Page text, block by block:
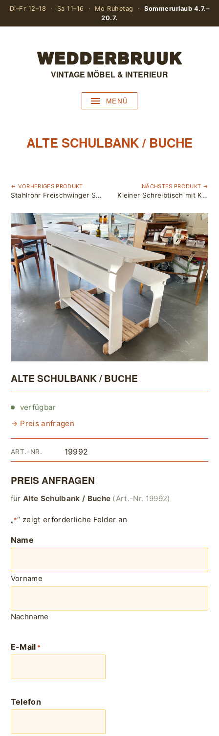
Di–Fr 12–18 · Sa 11–16 · Mo Ruhetag ·Sommerurlaub 4.7.–
20.7.
VINTAGE MÖBEL & INTERIEUR
MENÜ
ALTE SCHULBANK / BUCHE
← VORHERIGES PRODUKT
Stahlrohr Freischwinger Sessel / Bauhaus Stil, produziert in den 50er Jahren
NÄCHSTES PRODUKT →
Kleiner Schreibtisch mit Klappe (Fach mit Spiegel)
ALTE SCHULBANK / BUCHE
verfügbar
→ Preis anfragen
ART.-NR. 19992
PREIS ANFRAGEN
fürAlte Schulbank / Buche (Art.-Nr. 19992)
„*“ zeigt erforderliche Felder an
Name
Vorname
Nachname
E-Mail *
Telefon